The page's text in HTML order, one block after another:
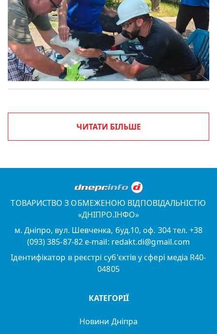
ЧИТАТИ БІЛЬШЕ
ТОВАРИСТВО З ОБМЕЖЕНОЮ ВІДПОВІДАЛЬНІСТЮ
«ДНІПРО.ІНФО»
м. Дніпро, вул. Шевченка, буд.10, оф. 304 тел. +38
(093) 385-87-82 e-mail: redakt.di@gmail.com
Ідентифікатор в реєстрі суб'єктів у сфері медіа R40-
04805
КАТЕГОРІЇ
Новини Дніпра